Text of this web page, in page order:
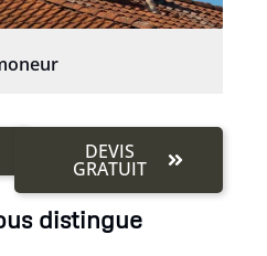
DEVIS
GRATUIT
distingue